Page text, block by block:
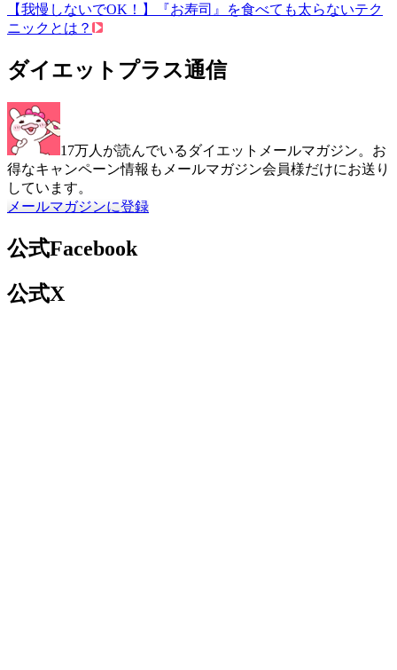
【我慢しないでOK！】『お寿司』を食べても太らないテク
ニックとは？
ダイエットプラス通信
17万人が読んでいるダイエットメールマガジン。お
得なキャンペーン情報もメールマガジン会員様だけにお送り
しています。
メールマガジンに登録
公式Facebook
公式X